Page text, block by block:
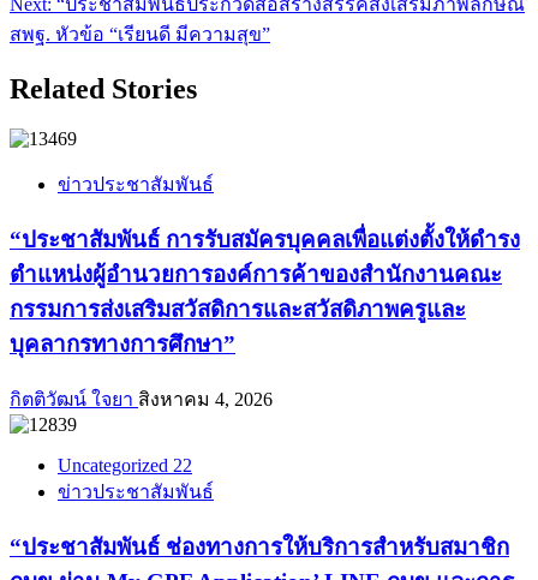
สพฐ. หัวข้อ “เรียนดี มีความสุข”
Related Stories
ข่าวประชาสัมพันธ์
“ประชาสัมพันธ์ การรับสมัครบุคคลเพื่อแต่งตั้งให้ดำรง
ตำแหน่งผู้อำนวยการองค์การค้าของสำนักงานคณะ
กรรมการส่งเสริมสวัสดิการและสวัสดิภาพครูและ
บุคลากรทางการศึกษา”
กิตติวัฒน์ ใจยา สิงหาคม 4, 2026
Uncategorized 22
ข่าวประชาสัมพันธ์
“ประชาสัมพันธ์ ช่องทางการให้บริการสำหรับสมาชิก